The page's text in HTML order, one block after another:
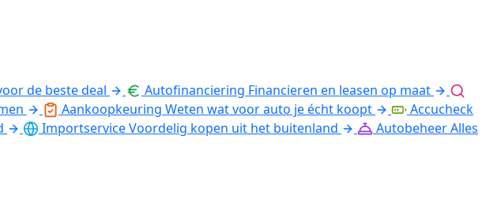
de beste deal Autofinanciering Financieren en leasen op maat
Aankoopkeuring Weten wat voor auto je écht koopt
Accucheck
ImportserviceVoordelig kopen uit het buitenland AutobeheerAlles